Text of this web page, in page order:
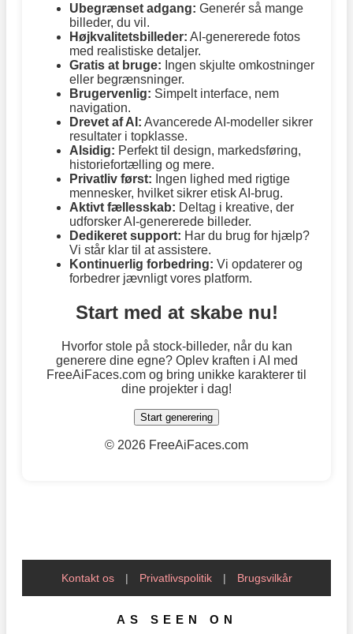
Ubegrænset adgang: Generér så mange
billeder, du vil.
Højkvalitetsbilleder: AI-genererede fotos
med realistiske detaljer.
Gratis at bruge: Ingen skjulte omkostninger
eller begrænsninger.
Brugervenlig: Simpelt interface, nem
navigation.
Drevet af AI: Avancerede AI-modeller sikrer
resultater i topklasse.
Alsidig: Perfekt til design, markedsføring,
historiefortælling og mere.
Privatliv først: Ingen lighed med rigtige
mennesker, hvilket sikrer etisk AI-brug.
Aktivt fællesskab: Deltag i kreative, der
udforsker AI-genererede billeder.
Dedikeret support: Har du brug for hjælp?
Vi står klar til at assistere.
Kontinuerlig forbedring: Vi opdaterer og
forbedrer jævnligt vores platform.
Start med at skabe nu!
Hvorfor stole på stock-billeder, når du kan
generere dine egne? Oplev kraften i AI med
FreeAiFaces.com og bring unikke karakterer til
dine projekter i dag!
Start generering
© 2026 FreeAiFaces.com
Kontakt os | Privatlivspolitik | Brugsvilkår
AS SEEN ON